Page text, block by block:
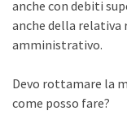
anche con debiti
anche della
amministrativo.
Devo rottamare la
come posso fare?